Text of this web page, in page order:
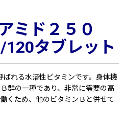
ミド２５０
タブレット
ばれる水溶性ビタミンです。身体機
群の一種であり、非常に需要の高
くため、他のビタミンＢと併せて